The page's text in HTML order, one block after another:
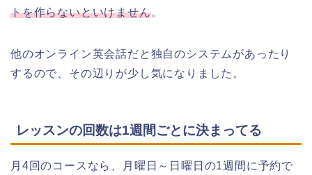
トを作らないといけません。
他のオンライン英会話だと独自のシステムがあったり
するので、その辺りが少し気になりました。
レッスンの回数は1週間ごとに決まってる
月4回のコースなら、月曜日～日曜日の1週間に予約で